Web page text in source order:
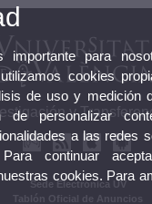
y
Sede Electrónica UV
Tablón Oficial de Anuncios
importante para
cookies
de uso y medición
personalizar
a las redes
Para continuar
cookies. Para